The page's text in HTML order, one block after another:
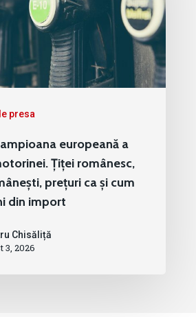
presa
europeană a
Țiței românesc,
prețuri ca și cum
din import
Chisăliță
3, 2026